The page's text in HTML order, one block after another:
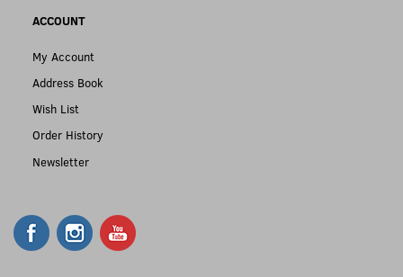
ACCOUNT
My Account
Address Book
Wish List
Order History
Newsletter